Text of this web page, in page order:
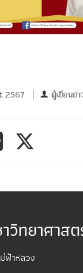
2567 ผู้เขียนข่า
วิทยาศาส
ฟ้าหลวง